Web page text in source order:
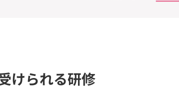
けられる研修